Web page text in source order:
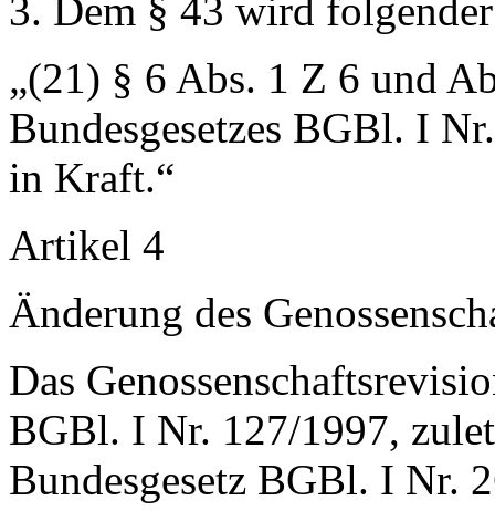
3. Dem § 43 wird
„(21) § 6 Abs. 1 Z 6 und
Bundesgesetzes BGBl. I
in Kraft.“
Artikel 4
Änderung des
Das
BGBl. I Nr. 127/1997,
Bundesgesetz BGBl. I Nr.